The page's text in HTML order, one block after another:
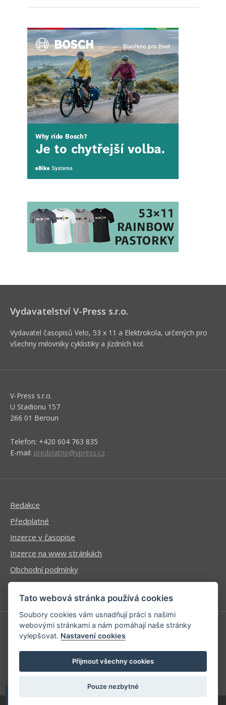
Vydavatelství V-Press s.r.o.
Vydavatel časopisů Velo, 53 x 11 a Elektrokola, určených pro
všechny milovníky cyklistiky a jízdních kol.
V-Press s.r.o.
U Stadionu 157
266 01 Beroun
Telefon: +420 604 763 835
E-mail: predplatne@vpress.cz
Redakce
Předplatné
Inzerce v časopise
Inzerce na www stránkách
Obchodní podmínky
Ochrana osobních údajů
Příhlášení | Registrace
Kontaktní informace
Mapa stránek
Tato webová stránka používá cookies
Soubory cookies vám usnadňují práci s našimi
webovými stránkami a nám pomáhají naše stránky
vylepšovat. Nastavení cookies
Přijmout všechny cookies
Pouze nezbytné